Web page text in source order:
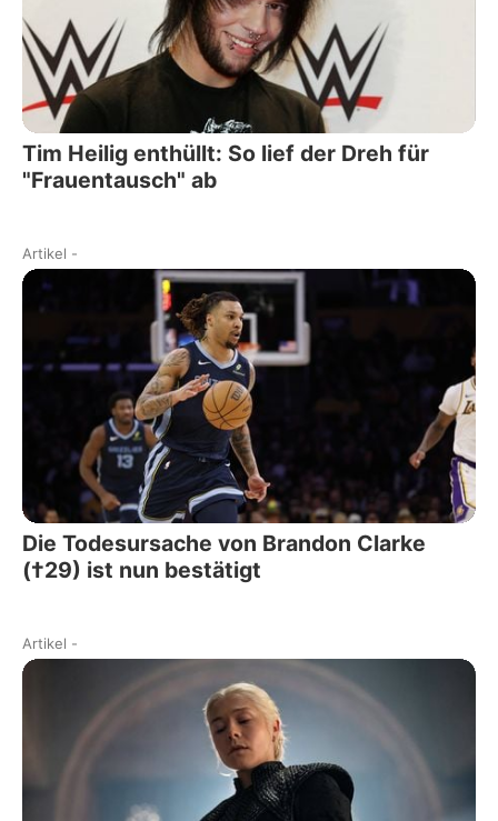
Tim Heilig enthüllt: So lief der Dreh für
"Frauentausch" ab
Artikel -
Die Todesursache von Brandon Clarke
(†29) ist nun bestätigt
Artikel -